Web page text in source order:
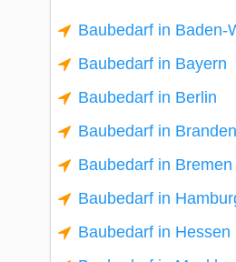
Baubedarf in Baden-
Baubedarf in Bayern
Baubedarf in Berlin
Baubedarf in
Baubedarf in Bremen
Baubedarf in
Baubedarf in Hessen